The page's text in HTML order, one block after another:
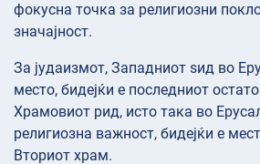
фокусна точка за религиозни
значајност.
За јудаизмот, Западниот ѕид во
место, бидејќи е последниот
Храмовиот рид, исто така во
религиозна важност, бидејќи е
Вториот храм.